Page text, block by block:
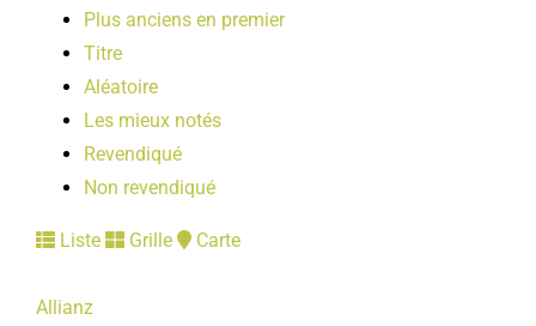
PUBLICATIONS
Plus anciens en premier
Titre
Aléatoire
Les mieux notés
Revendiqué
Non revendiqué
Liste Grille Carte
Allianz